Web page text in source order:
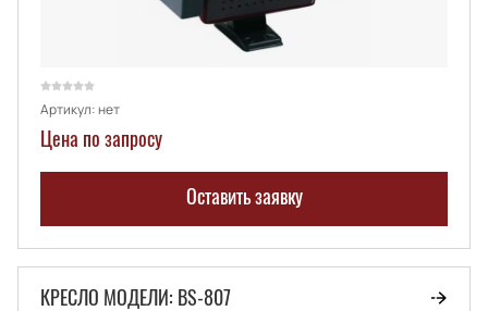
Артикул:нет
Цена по запросу
Оставить заявку
КРЕСЛО МОДЕЛИ: BS-807